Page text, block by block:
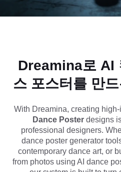
AI 스타일을 디자인하든, 사
포스터를 사용하든,
에이티브 프로젝트에 적합
주얼을 생성하기
Dreamina로 AI
스 포스터를 만
With Dreamina, creating
Dance Poster designs
professional designers.
dance poster generator
contemporary dance art, or
from photos using AI dance